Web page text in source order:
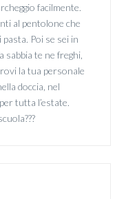
facilmente.
al pentolone che
pasta. Poi se sei in
sabbia te ne freghi,
la tua personale
doccia, nel
tutta l’estate.